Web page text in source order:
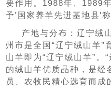
要作用。1988年、1989
予'国家养羊先进基地县'称
产地与分布：辽宁绒
州市是全国“辽宁绒山羊”
山羊即为“辽宁绒山羊”。
的绒山羊优质品种，是经
员、农牧民精心选育而成